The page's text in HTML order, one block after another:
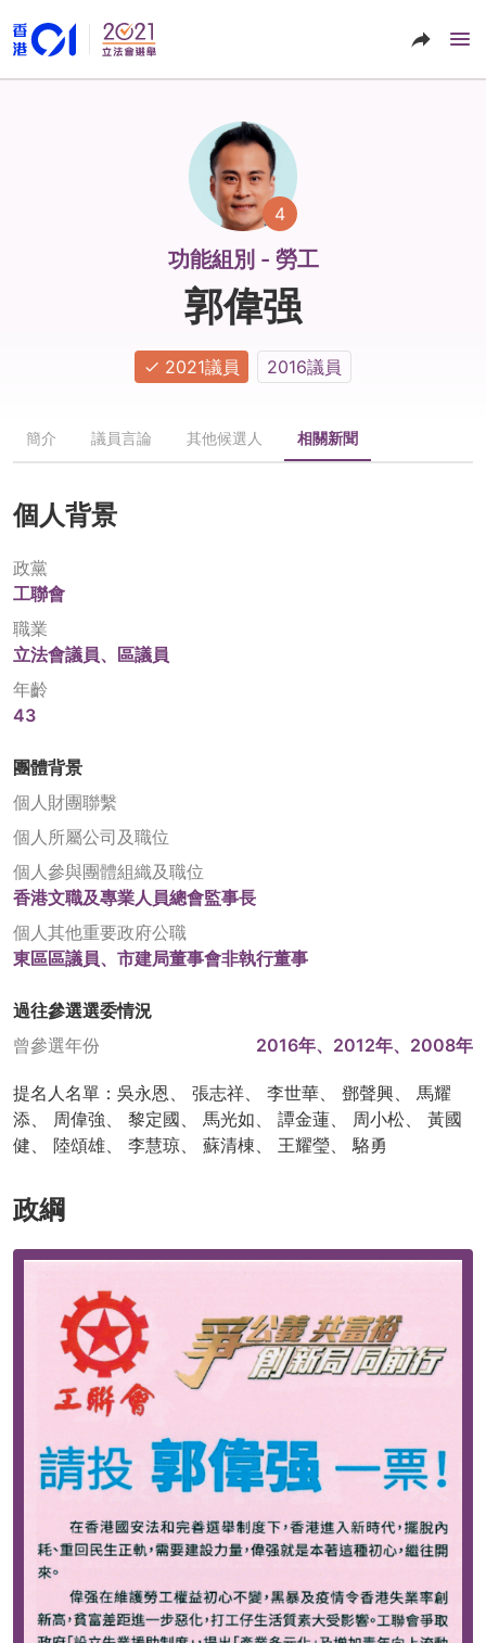
4
功能組別 - 勞工
郭偉强
2021議員 2016議員
簡介 議員言論 其他候選人 相關新聞
個人背景
政黨
工聯會
職業
立法會議員、區議員
年齡
43
團體背景
個人財團聯繫
個人所屬公司及職位
個人參與團體組織及職位
香港文職及專業人員總會監事長
個人其他重要政府公職
東區區議員、市建局董事會非執行董事
過往參選選委情況
曾參選年份
2016年、2012年、2008年
提名人名單：吳永恩、 張志祥、 李世華、 鄧聲興、 馬耀
添、 周偉強、 黎定國、 馬光如、 譚金蓮、 周小松、 黃國
健、 陸頌雄、 李慧琼、 蘇清棟、 王耀瑩、 駱勇
政綱